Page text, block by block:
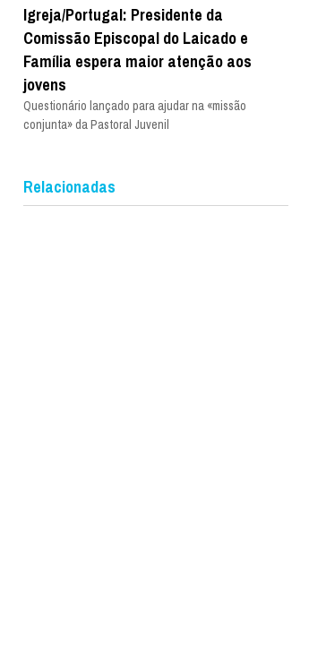
Igreja/Portugal: Presidente da
Comissão Episcopal do Laicado e
Família espera maior atenção aos
jovens
Questionário lançado para ajudar na «missão
conjunta» da Pastoral Juvenil
Relacionadas